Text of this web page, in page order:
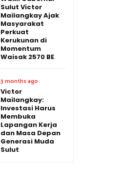
Sulut Victor
Mailangkay Ajak
Masyarakat
Perkuat
Kerukunan di
Momentum
Waisak 2570 BE
3 months ago
Victor
Mailangkay:
Investasi Harus
Membuka
Lapangan Kerja
dan Masa Depan
Generasi Muda
Sulut